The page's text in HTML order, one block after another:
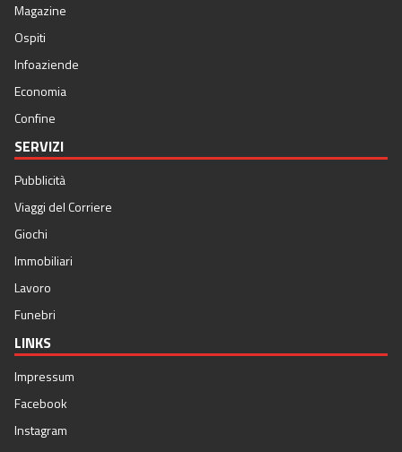
Magazine
Ospiti
Infoaziende
Economia
Confine
SERVIZI
Pubblicità
Viaggi del Corriere
Giochi
Immobiliari
Lavoro
Funebri
LINKS
Impressum
Facebook
Instagram